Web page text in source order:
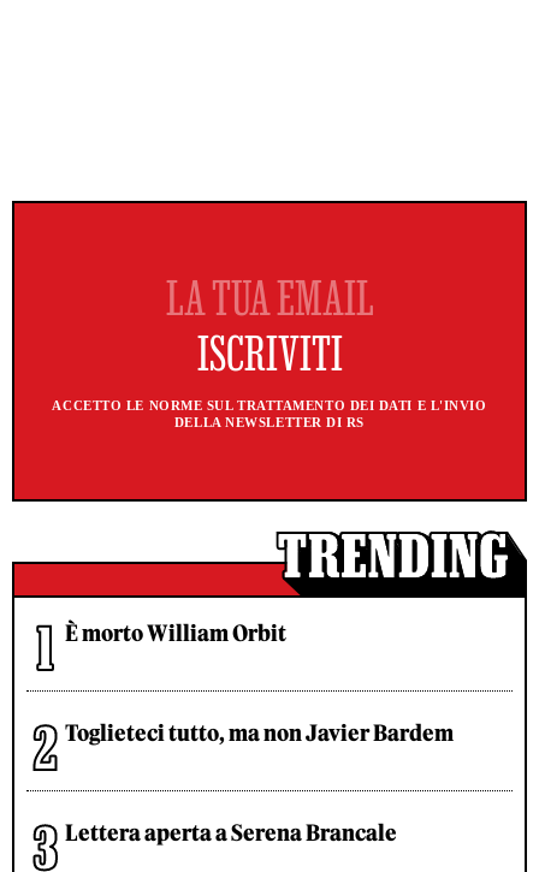
ACCETTO LE NORME SUL TRATTAMENTO DEI DATI E L'INVIO
DELLA NEWSLETTER DI RS
È morto William Orbit
Toglieteci tutto, ma non Javier Bardem
Lettera aperta a Serena Brancale